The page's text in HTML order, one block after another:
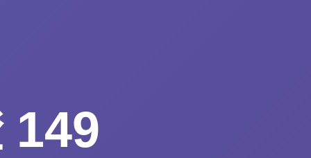
149